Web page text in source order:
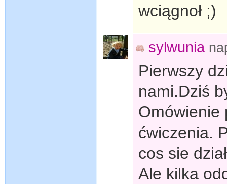
wciągnoł ;)
sylwunia
Pierwszy
nami.Dziś
Omówienie
ćwiczenia.
cos sie
Ale kilka